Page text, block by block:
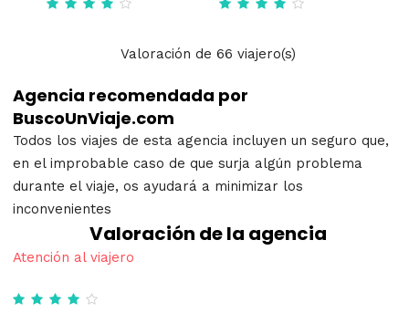
Valoración de 66 viajero(s)
Agencia recomendada por
BuscoUnViaje.com
Todos los viajes de esta agencia incluyen un seguro que,
en el improbable caso de que surja algún problema
durante el viaje, os ayudará a minimizar los
inconvenientes
Valoración de la agencia
Atención al viajero